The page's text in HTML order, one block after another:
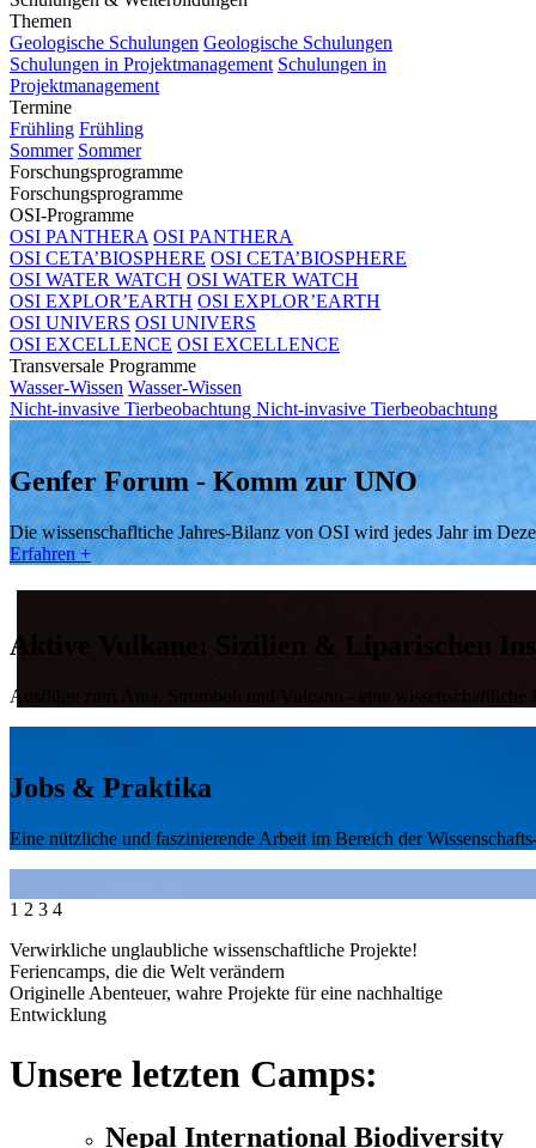
Themen
Geologische Schulungen Geologische Schulungen
Schulungen in Projektmanagement Schulungen in
Projektmanagement
Termine
Frühling Frühling
Sommer Sommer
Forschungsprogramme
Forschungsprogramme
OSI-Programme
OSI PANTHERA OSI PANTHERA
OSI CETA’BIOSPHERE OSI CETA’BIOSPHERE
OSI WATER WATCH OSI WATER WATCH
OSI EXPLOR’EARTH OSI EXPLOR’EARTH
OSI UNIVERS OSI UNIVERS
OSI EXCELLENCE OSI EXCELLENCE
Transversale Programme
Wasser-Wissen Wasser-Wissen
Nicht-invasive Tierbeobachtung Nicht-invasive Tierbeobachtung
Genfer Forum - Komm zur UNO
Die wissenschafltiche Jahres-Bilanz von OSI wird jedes Jahr im
Erfahren +
Aktive Vulkane: Sizilien & Liparischen
Ausflüge zum Ätna, Stromboli und Vulcano - eine
Jobs & Praktika
Eine nützliche und faszinierende Arbeit im Bereich der
Ein Trek in der Wildnis am Rande des Himalayas. Ein Abenteuer
1 2 3 4
Verwirkliche unglaubliche wissenschaftliche Projekte!
Feriencamps, die die Welt verändern
Originelle Abenteuer, wahre Projekte für eine nachhaltige
Entwicklung
Unsere letzten Camps:
Nepal International Biodiversity